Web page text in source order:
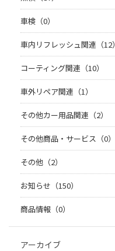
車検（0）
車内リフレッシュ関連（12）
コーティング関連（10）
車外リペア関連（1）
その他カー用品関連（2）
その他商品・サービス（0）
その他（2）
お知らせ（150）
商品情報（0）
アーカイブ